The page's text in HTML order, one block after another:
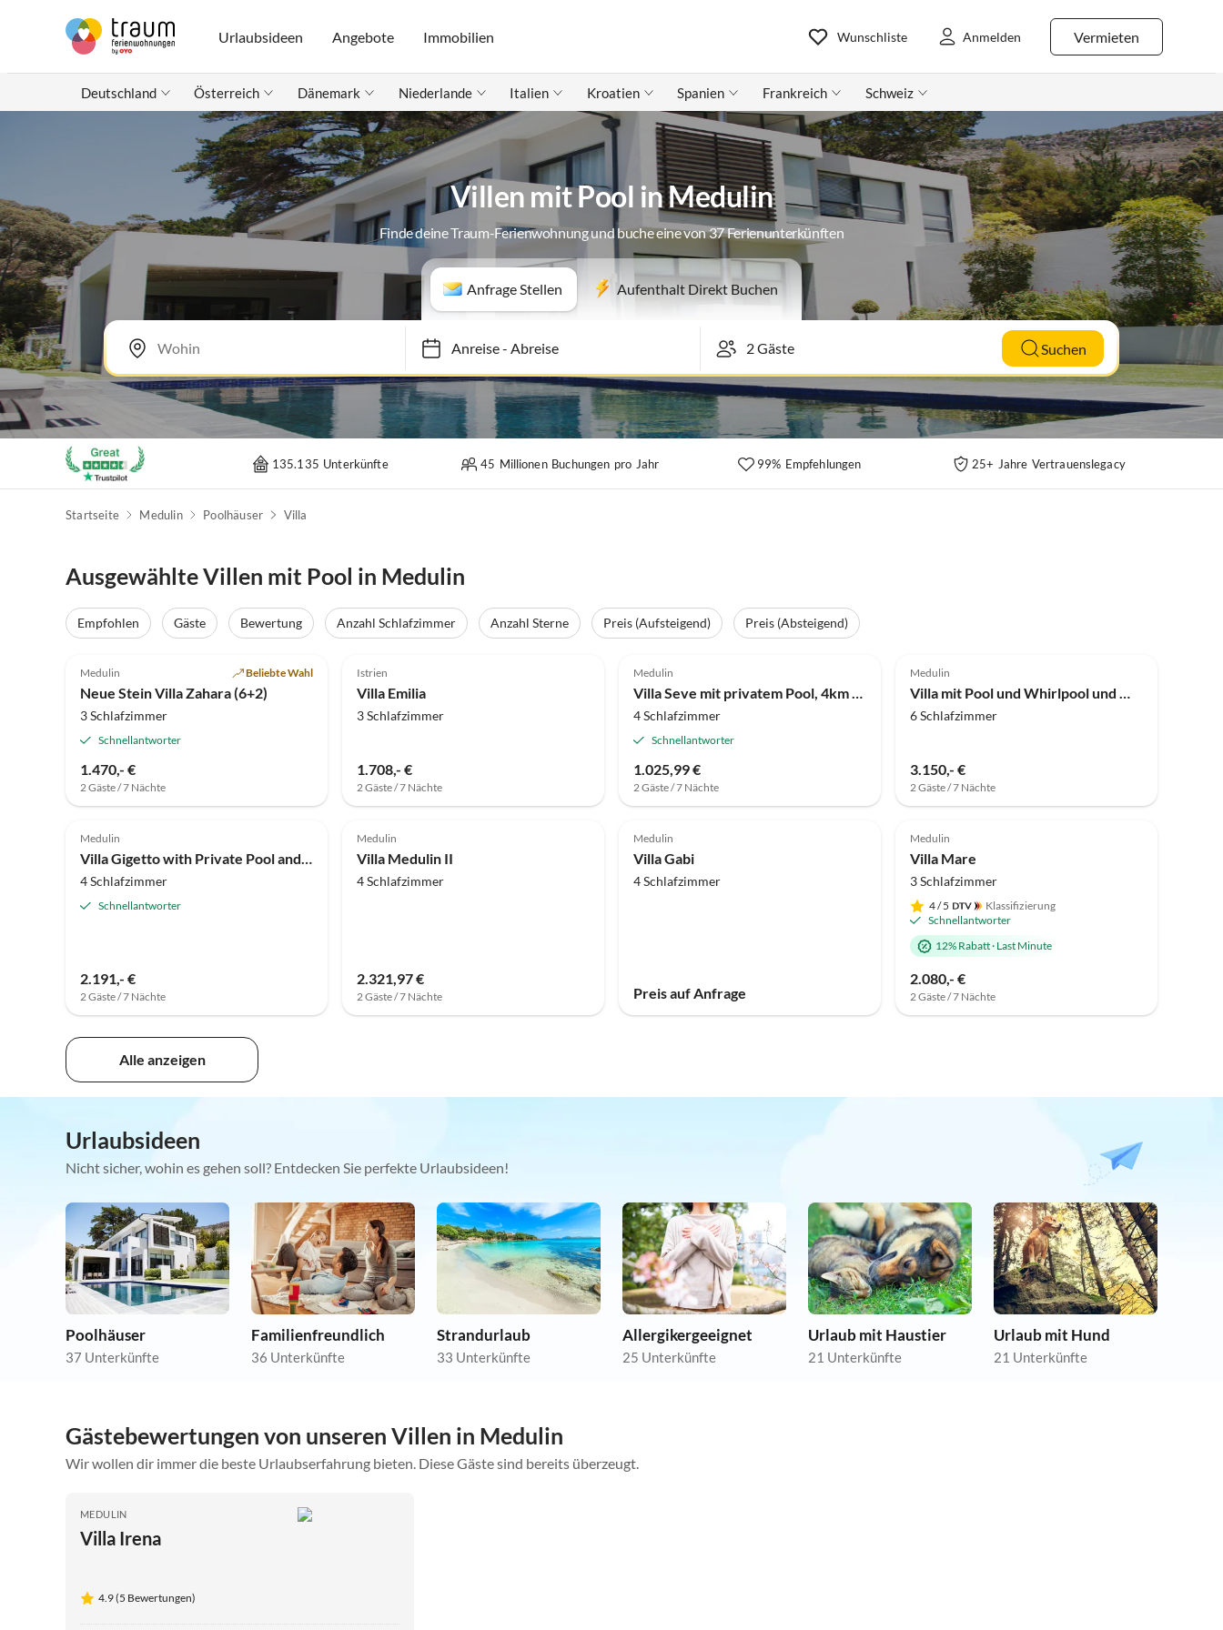
Urlaubsideen Angebote Immobilien Vermieten
Wunschliste Anmelden
Deutschland Österreich Dänemark Niederlande Italien Kroatien Spanien Frankreich Schweiz
Villen mit Pool in Medulin
Finde deine Traum-Ferienwohnung und buche eine von 37 Ferienunterkünften
Anfrage Stellen Aufenthalt Direkt Buchen
Anreise-Abreise Suchen
135.135 Unterkünfte 45 Millionen Buchungen pro Jahr 99% Empfehlungen 25+ Jahre Vertrauenslegacy
Startseite Medulin Poolhäuser Villa
Ausgewählte Villen mit Pool in Medulin
Empfohlen Gäste Bewertung Anzahl Schlafzimmer Anzahl Sterne Preis (Aufsteigend)
Preis (Absteigend)
Medulin Beliebte Wahl
Neue Stein Villa Zahara (6+2)
3 Schlafzimmer
Schnellantworter
1.470,- €
2 Gäste / 7 Nächte
Istrien
Villa Emilia
3 Schlafzimmer
1.708,- €
2 Gäste / 7 Nächte
Medulin
Villa Seve mit privatem Pool, 4km Strand
4 Schlafzimmer
Schnellantworter
1.025,99 €
2 Gäste / 7 Nächte
Medulin
Villa mit Pool und Whirlpool und Meerblick
6 Schlafzimmer
3.150,- €
2 Gäste / 7 Nächte
Medulin
Villa Gigetto with Private Pool and Big Garden
4 Schlafzimmer
Schnellantworter
2.191,- €
2 Gäste / 7 Nächte
Medulin
Villa Medulin II
4 Schlafzimmer
2.321,97 €
2 Gäste / 7 Nächte
Medulin
Villa Gabi
4 Schlafzimmer
Preis auf Anfrage
Medulin
Villa Mare
3 Schlafzimmer
4/ 5
Klassifizierung
Schnellantworter
12% Rabatt· Last Minute
2.080,- €
2 Gäste / 7 Nächte
Alle anzeigen
Urlaubsideen
Nicht sicher, wohin es gehen soll? Entdecken Sie perfekte Urlaubsideen!
Poolhäuser
37 Unterkünfte
Familienfreundlich
36 Unterkünfte
Strandurlaub
33 Unterkünfte
Allergikergeeignet
25 Unterkünfte
Urlaub mit Haustier
21 Unterkünfte
Urlaub mit Hund
21 Unterkünfte
Gästebewertungen von unseren Villen in Medulin
Wir wollen dir immer die beste Urlaubserfahrung bieten. Diese Gäste sind bereits überzeugt.
MEDULIN
Villa Irena
4.9 (5 Bewertungen)